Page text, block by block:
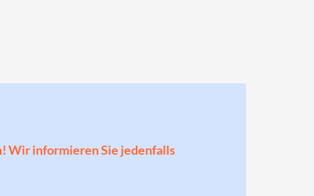
Wir informieren Sie jedenfalls